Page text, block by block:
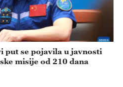
put se pojavila u javnosti
misije od 210 dana